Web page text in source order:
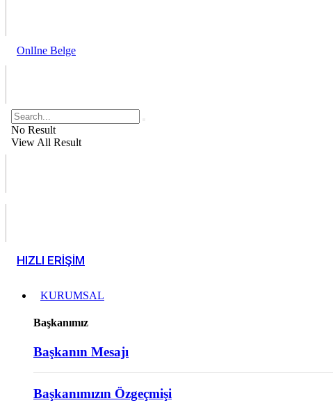
OnlIne Belge
No Result
View All Result
HIZLI ERİŞİM
KURUMSAL
Başkanımız
Başkanın Mesajı
Başkanımızın Özgeçmişi